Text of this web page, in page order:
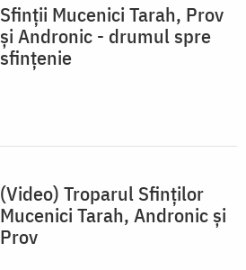
Sfinții Mucenici Tarah, Prov
și Andronic - drumul spre
sfințenie
(Video) Troparul Sfinților
Mucenici Tarah, Andronic și
Prov